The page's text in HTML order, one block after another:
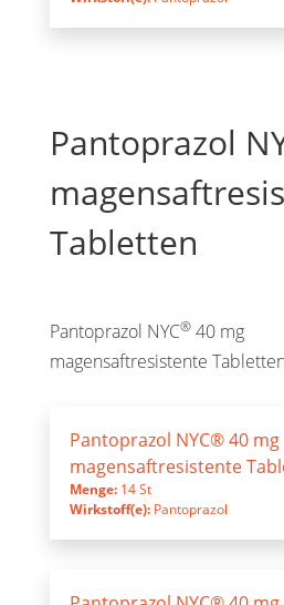
Pantoprazol
Tabletten
Pantoprazol NYC® 40 mg
magensaftresistente Tabletten
Pantoprazol NYC® 40 mg
magensaftresistente
Menge: 14 St
Wirkstoff(e): Pantoprazol